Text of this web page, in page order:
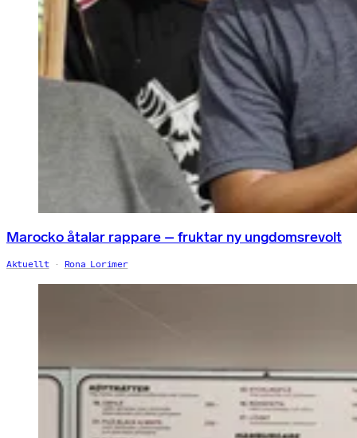
Marocko åtalar rappare – fruktar ny ungdomsrevolt
Aktuellt Rona Lorimer